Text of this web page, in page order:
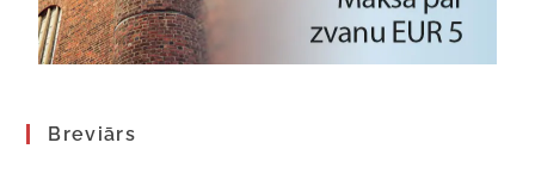
Breviārs